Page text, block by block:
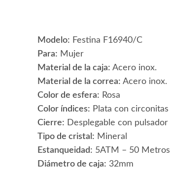
Modelo: Festina F16940/C
Para: Mujer
Material de la caja: Acero inox.
Material de la correa: Acero inox.
Color de esfera: Rosa
Color índices: Plata con circonitas
Cierre: Desplegable con pulsador
Tipo de cristal: Mineral
Estanqueidad: 5ATM – 50 Metros
Diámetro de caja: 32mm